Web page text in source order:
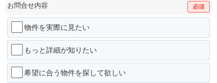
お問合せ内容 必須
物件を実際に見たい
もっと詳細が知りたい
希望に合う物件を探して欲しい